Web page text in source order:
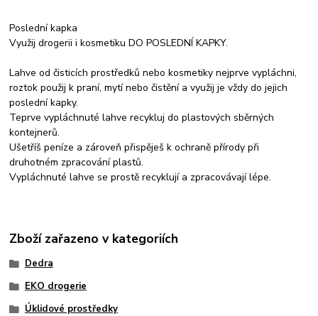
Poslední kapka
Využij drogerii i kosmetiku DO POSLEDNÍ KAPKY.
Lahve od čisticích prostředků nebo kosmetiky nejprve vypláchni,
roztok použij k praní, mytí nebo čistění a využij je vždy do jejich
poslední kapky.
Teprve vypláchnuté lahve recykluj do plastových sběrných
kontejnerů.
Ušetříš peníze a zároveň přispěješ k ochraně přírody při
druhotném zpracování plastů.
Vypláchnuté lahve se prostě recyklují a zpracovávají lépe.
Zboží zařazeno v kategoriích
Dedra
EKO drogerie
Úklidové prostředky